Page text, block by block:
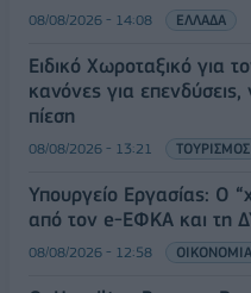
08/08/2026 - 14:08 ΕΛΛΑΔΑ
Ειδικό Χωροταξικό για
κανόνες για
πίεση
08/08/2026 - 13:21 ΤΟΥΡΙΣΜΟΣ
Υπουργείο Εργασίας: Ο
από τον e-ΕΦΚΑ και τη
08/08/2026 - 12:58 ΟΙΚΟΝΟΜΙΑ